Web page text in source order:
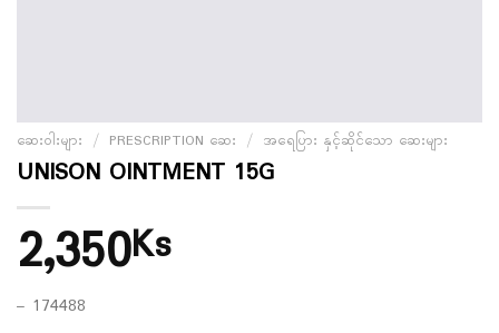
ဆေးဝါးများ / PRESCRIPTION ဆေး / အရေပြား နှင့်ဆိုင်သော ဆေးများ
UNISON OINTMENT 15G
2,350Ks
– 174488